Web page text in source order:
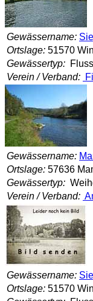
Gewässername:
Ortslage: 51570
Gewässertyp: Fluss
Verein / Verband:
Gewässername:
Ortslage: 57636
Gewässertyp:
Verein / Verband:
Gewässername:
Ortslage: 51570